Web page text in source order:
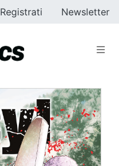
Registrati Newsletter